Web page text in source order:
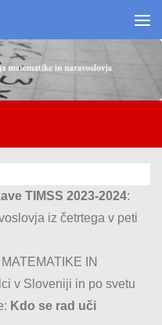
TIMSS 2023-2024:
iz četrtega v peti
IN
v Sloveniji in po svetu
Kdo se rad uči